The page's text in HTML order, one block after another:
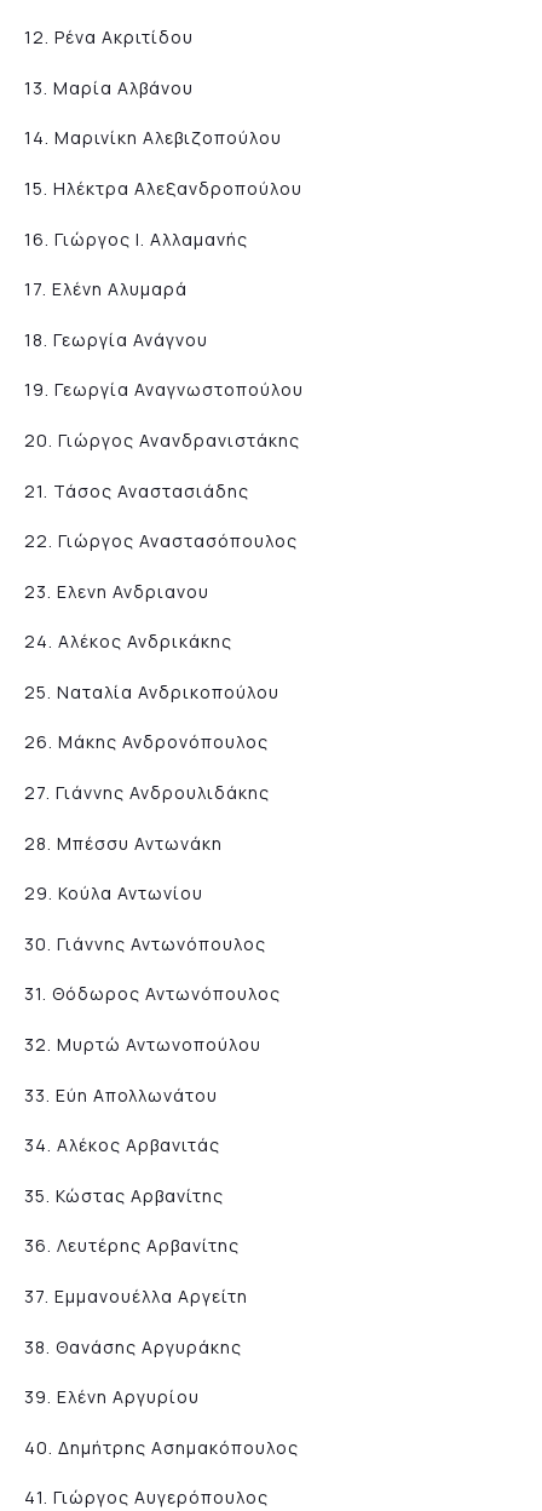
12. Ρένα Ακριτίδου
13. Μαρία Αλβάνου
14. Μαρινίκη Αλεβιζοπούλου
15. Ηλέκτρα Αλεξανδροπούλου
16. Γιώργος Ι. Αλλαμανής
17. Ελένη Αλυμαρά
18. Γεωργία Ανάγνου
19. Γεωργία Αναγνωστοπούλου
20. Γιώργος Ανανδρανιστάκης
21. Τάσος Αναστασιάδης
22. Γιώργος Αναστασόπουλος
23. Ελενη Ανδριανου
24. Αλέκος Ανδρικάκης
25. Ναταλία Ανδρικοπούλου
26. Μάκης Ανδρονόπουλος
27. Γιάννης Ανδρουλιδάκης
28. Μπέσσυ Αντωνάκη
29. Κούλα Αντωνίου
30. Γιάννης Αντωνόπουλος
31. Θόδωρος Αντωνόπουλος
32. Μυρτώ Αντωνοπούλου
33. Εύη Απολλωνάτου
34. Αλέκος Αρβανιτάς
35. Κώστας Αρβανίτης
36. Λευτέρης Αρβανίτης
37. Εμμανουέλλα Αργείτη
38. Θανάσης Αργυράκης
39. Ελένη Αργυρίου
40. Δημήτρης Ασημακόπουλος
41. Γιώργος Αυγερόπουλος